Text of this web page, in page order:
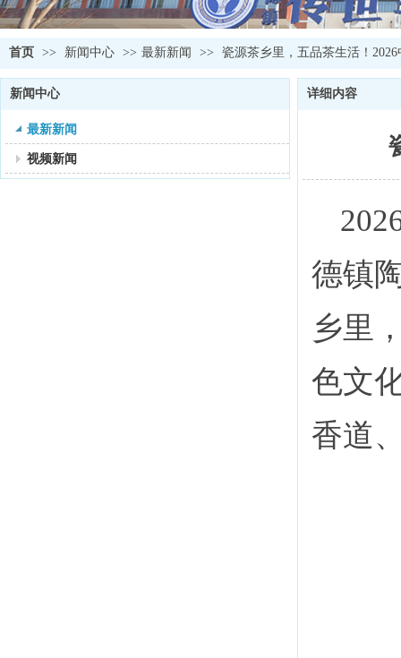
首页 >> 新闻中心 >> 最新新闻 >> 瓷源茶乡里，五品茶生活！
新闻中心
最新新闻
视频新闻
详细内容
德镇
乡里
色文
香道